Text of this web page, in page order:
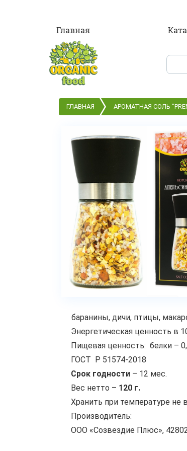
Главная
ГЛАВНАЯ АРОМАТНАЯ СОЛЬ
баранины, дичи, птицы,
Энергетическая ценность в
Пищевая ценность: белки –
ГОСТ Р 51574-2018
Срок годности– 12 мес.
Вес нетто – 120 г.
Хранить при температуре не
Производитель:
ООО «Созвездие Плюс»,